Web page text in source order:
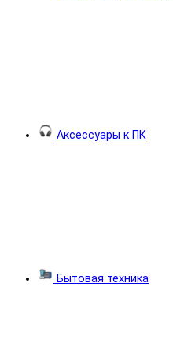
Аксессуары к ПК
Бытовая техника